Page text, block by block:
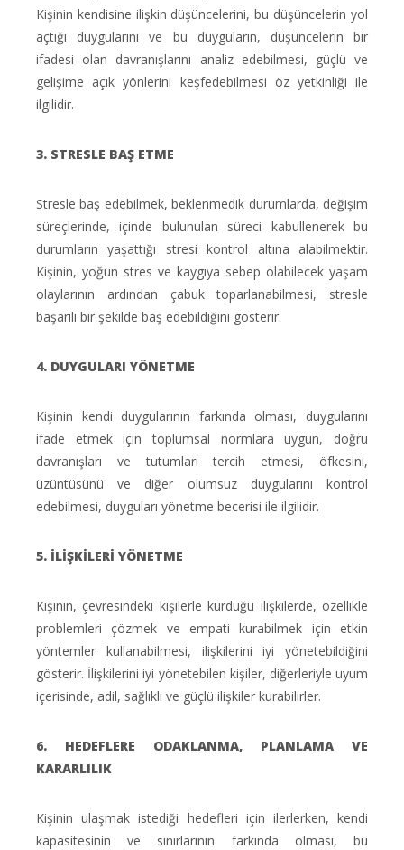
Kişinin kendisine ilişkin düşüncelerini, bu düşüncelerin yol
açtığı duygularını ve bu duyguların, düşüncelerin bir
ifadesi olan davranışlarını analiz edebilmesi, güçlü ve
gelişime açık yönlerini keşfedebilmesi öz yetkinliği ile
ilgilidir.
3. STRESLE BAŞ ETME
Stresle baş edebilmek, beklenmedik durumlarda, değişim
süreçlerinde, içinde bulunulan süreci kabullenerek bu
durumların yaşattığı stresi kontrol altına alabilmektir.
Kişinin, yoğun stres ve kaygıya sebep olabilecek yaşam
olaylarının ardından çabuk toparlanabilmesi, stresle
başarılı bir şekilde baş edebildiğini gösterir.
4. DUYGULARI YÖNETME
Kişinin kendi duygularının farkında olması, duygularını
ifade etmek için toplumsal normlara uygun, doğru
davranışları ve tutumları tercih etmesi, öfkesini,
üzüntüsünü ve diğer olumsuz duygularını kontrol
edebilmesi, duyguları yönetme becerisi ile ilgilidir.
5. İLİŞKİLERİ YÖNETME
Kişinin, çevresindeki kişilerle kurduğu ilişkilerde, özellikle
problemleri çözmek ve empati kurabilmek için etkin
yöntemler kullanabilmesi, ilişkilerini iyi yönetebildiğini
gösterir. İlişkilerini iyi yönetebilen kişiler, diğerleriyle uyum
içerisinde, adil, sağlıklı ve güçlü ilişkiler kurabilirler.
6. HEDEFLERE ODAKLANMA, PLANLAMA VE
KARARLILIK
Kişinin ulaşmak istediği hedefleri için ilerlerken, kendi
kapasitesinin ve sınırlarının farkında olması, bu